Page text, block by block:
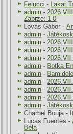
Felucci - Lakat
admin -
Zabrze: 1-0
Lovas Gábor -
admin -
admin -
admin -
admin -
admin - Botka
admin -
admin -
admin -
admin -
admin -
Charbel Bouja-
Lucas Fuentes -
Béla